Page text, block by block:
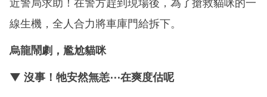
線生機，全人合力將車庫門給拆下。
烏龍鬧劇，尷尬貓咪
▼ 沒事！牠安然無恙⋯在爽度估呢